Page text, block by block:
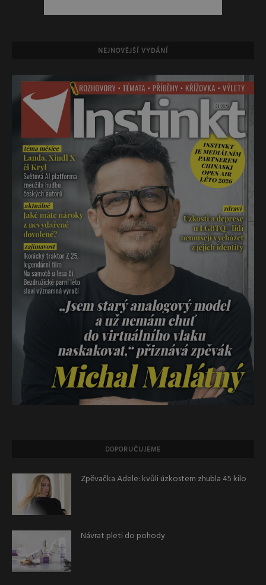
NEJNOVĚJŠÍ VYDÁNÍ
DOPORUČUJEME
Zpěvačka Adele: kvůli úzkostem zhubla 45 kilo
Návrat pleti do pohody